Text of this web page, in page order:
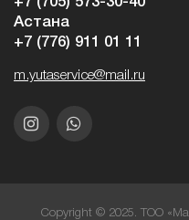
Астана
+7 (776) 911 01 11
m.yutaservice@mail.ru
Copyright © 2025. ТОО